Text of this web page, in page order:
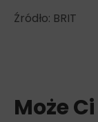
Źródło: BRIT
Może